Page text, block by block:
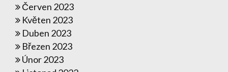
Červen 2023
Květen 2023
Duben 2023
Březen 2023
Únor 2023